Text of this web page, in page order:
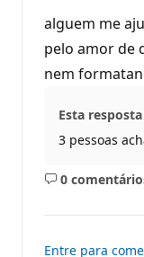
o
s
d
e
r
u
a
o
alguem me
pelo amor de
nem
Esta
3 pessoas
0
Sem
Entre para